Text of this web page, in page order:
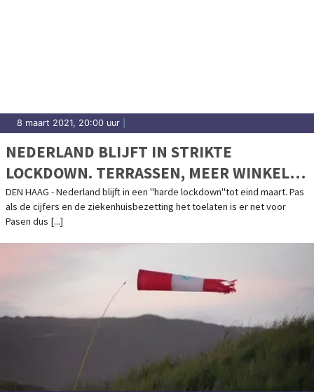
8 maart 2021, 20:00 uur
NEDERLAND BLIJFT IN STRIKTE
LOCKDOWN. TERRASSEN, MEER WINKELS
EN HOGER ONDERWIJS MOGELIJK PAS
OPEN IN APRIL
DEN HAAG - Nederland blijft in een "harde lockdown"tot eind maart. Pas
als de cijfers en de ziekenhuisbezetting het toelaten is er net voor
Pasen dus [...]